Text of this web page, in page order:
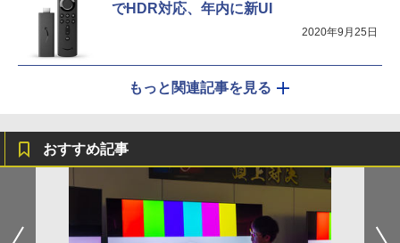
でHDR対応、年内に新UI
2020年9月25日
もっと関連記事を見る
おすすめ記事